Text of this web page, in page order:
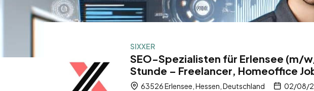
SIXXER
SEO-Spezialisten für Erlensee (m/
Stunde – Freelancer, Homeoffice
63526 Erlensee, Hessen, Deutschland 02/08/